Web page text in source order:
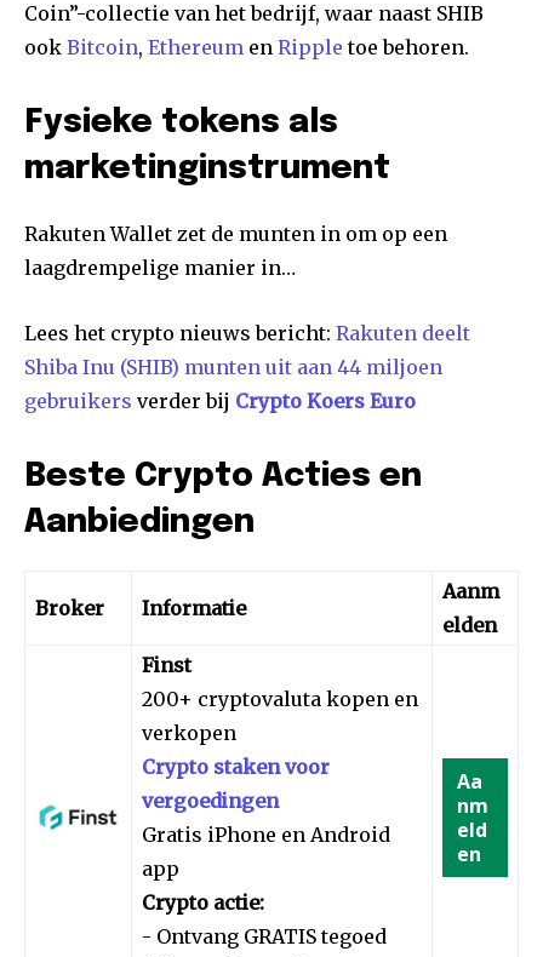
Coin”-collectie van het bedrijf, waar naast SHIB
ook Bitcoin, Ethereum en Ripple toe behoren.
Fysieke tokens als
marketinginstrument
Rakuten Wallet zet de munten in om op een
laagdrempelige manier in…
Lees het crypto nieuws bericht: Rakuten deelt
Shiba Inu (SHIB) munten uit aan 44 miljoen
gebruikers verder bij Crypto Koers Euro
Beste Crypto Acties en
Aanbiedingen
Broker Informatie
Aanm
elden
Finst
200+ cryptovaluta kopen en
verkopen
Crypto staken voor
vergoedingen
Gratis iPhone en Android
app
Crypto actie:
- Ontvang GRATIS tegoed
Aa
nm
eld
en